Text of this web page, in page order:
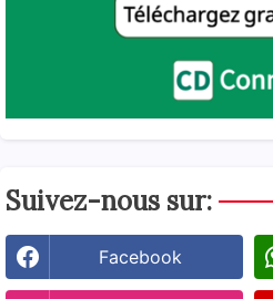
Suivez-nous sur:
Facebook